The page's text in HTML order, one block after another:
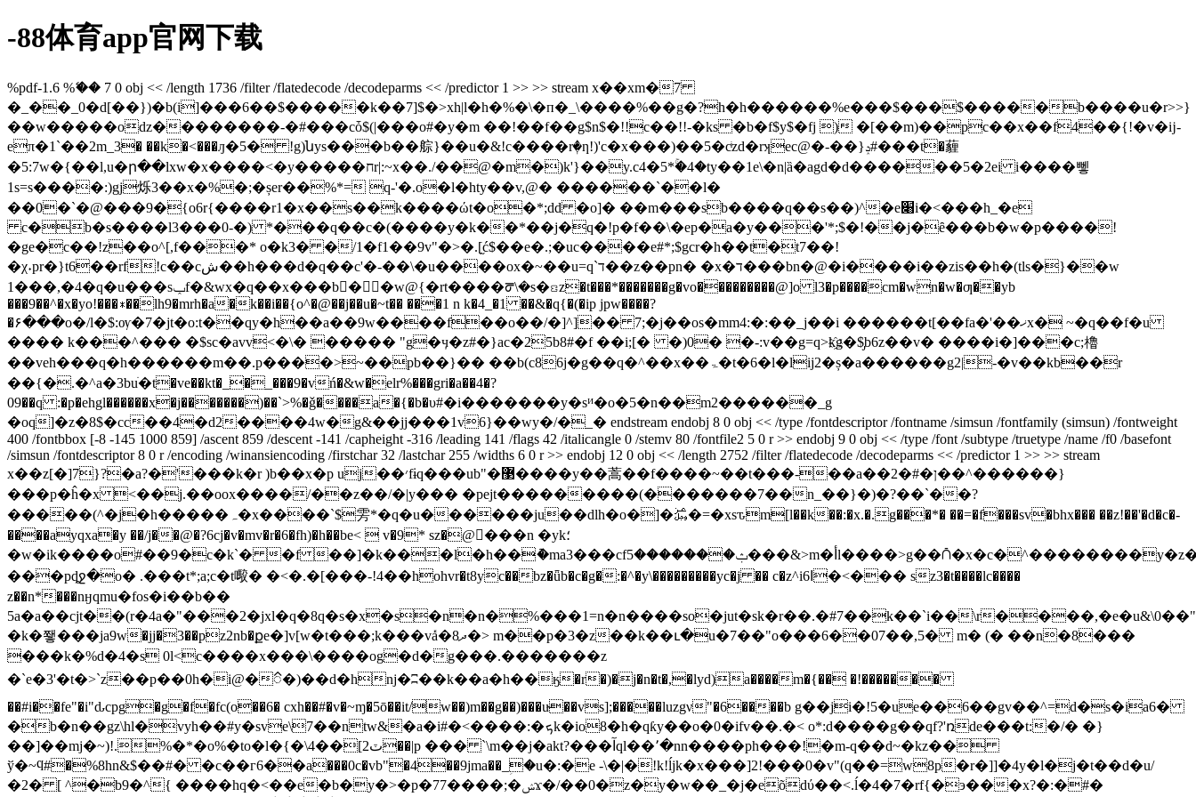
-88体育app官网下载
%pdf-1.6 %ޭ�� 7 0 obj << /length 1736 /filter /flatedecode /decodeparms << /predictor 1 >> >> stream x��xm�7
�_��_0�d[��})�b(i]���6��$�����k��7]$�>xh|l�h�%�\�п�_\����%��g�?h�h������%e���$���$�����b����u�r>>}
��w�����oǳ��������-�#���cȱ$(|���o#�y�m ��!��f��g$n$�!!c��!!-�ks �b�f$y$�fj ) �[��m)��pc��x��f4��{!�v�ĳ-
eπ�1`��2m_3� ��k�<���ԓ�5� !g)նys���b��䑸}��u�&!c����rٖ�ƞ!)'c�x���)��5�cͥzd�rʞec@�-��}ݚ#���t�薶
�5:7w�{��l,u�ր��lxw�x����<�y�����חr|:~x��./��@�m�)k'}��y.c4�5*ۚ�4�ty��1e\�n|ȁ�agd�d������5�2ei i����뼇
1s=s����:)gj烁3��x�%�;�șer��%*= q-'�.o�l�hty��v,@� ������`��l�
��0�`�@���9�{o6r{����r1�x��s��k����ώt�o�*;dd �o]� ��m���sb����q��s��)^�e׈i�<���h_�e
c�b�s����l3���0-�) *���q��c�(����y�k��*��j�q�!p�f��\�ep�a�y���'*;$�!��j�ȇ���b�w�p����!
�ge�c��!z��o^[,f���* o�k3� �/1�f1��9v"�>�.[֦ć$��e�.;�uc����e#*;$gcr�h��t�t7��!
�χ˖pr�}t6��rf!c��cش��h���d�q��c'�-��\�u����ox�~��u=q`ד��z��pn� �x�ד���bn�@�i����i��zis��h�(tls�}��w
1���,�4�q�u���sݕf�&wx�q��x���b�ٍ�w@{�rt����ᖜ\�s�ꤢz�t���*�������g�vo���������@]o l3�p����cm�wn�w�ƣ��yb
���9��^�x�yoǃ���∗��lh9�mrh�a�k��i��{o^�@��j��u�~t�� ���1 n k�4_�1 ��&�q{�(�ip jpw����?
�۶���o�/l�$:ѹ�7�jt�o:t��qy�h��a��9w����f��o��/�]^]�� 7;�j��os�mm4:�:��_j��i ������t[��fa�'��ޚx� ~�q��f�u
���� k���^��� �$sc�avv<�\� ����� "g�ӌ�z#�}ac�25b8#�f ��i;[� �)0� �-:v��g=q>k҈g�$̡b6z��v� ����i�]���c;櫓
��veh���q�h������m��.p����>~��pb��}�� ��b(c86j�g��q�^��x��ۃ�t�6�l�lij2�ș�a������g2|-�v��kb��r
��{�.�^a�3buׁ�t�ve��kt�_�_���9�vń�&w�elr%���gri�a��4�?
09��q :�p�ehgl������x�j�������)��`>%�ǧ����a�{�b�υ#�i�������y�sᴻ�o�5�n��m2������_g
�oq]�z�8$�cc��4�d2����4w�g&��jj���1v6}��wy�/�_� endstream endobj 8 0 obj << /type /fontdescriptor /fontname /simsun /fontfamily (simsun) /fontweight
400 /fontbbox [-8 -145 1000 859] /ascent 859 /descent -141 /capheight -316 /leading 141 /flags 42 /italicangle 0 /stemv 80 /fontfile2 5 0 r >> endobj 9 0 obj << /type /font /subtype /truetype /name /f0 /basefont
/simsun /fontdescriptor 8 0 r /encoding /winansiencoding /firstchar 32 /lastchar 255 /widths 6 0 r >> endobj 12 0 obj << /length 2752 /filter /flatedecode /decodeparms << /predictor 1 >> >> stream
x��z[�]7}?�a?�'���k�r )b��x�p uj��׳fɨq���ub"�޳����y��蒿��f����~��t���-��a��2�#�ן��^������}
���p�ĥ�x <��j.��oox����/��z��/�|y��� �pejt���������(�������7��n_��}�)�?��`��?
�����(^�j�h�����ہ�x����`$雱*�q�u������ju��dlh�o�]�﷿�=�xsԏm[l��k��:�x.�.g���*� ��=�f���sv�bhx��� ��z!��'�d�c�-
����ayqxa�y ��/j��@�?6cj�v�mv�r�6�fh)�h��be<  v�9* sz�@�ْ��n �yk؛
�w�ik����o#��9�c�k`� �f ��]�k���l�h��ު�ma3���cfݑ�������5���&>m�أl����>g��⩃�x�c�^��������y�z��w��ǜ�~���\/
���pȡջ�o� .���t*;a;c�t㘐� �<�.�[���-!4��hohvr�t8yc��bz�ǖb�c�g�:�^�y\���������yc�j �� c�z^i6ߊ�<��� sz3�t����lc����
z��n*���nӈqmu�fos�i��b��
5a�a��cjt��(r�4a�"���2�jxl�q�8q�s�x�s�n�n�%���1=n�n����so�jut�sk�r��.�#7��k��`i��\r����,�e�u&\0��"
�k�쬏���ja9w�jj�3��pz2nb�քe�]v[w�t���;k���vܺȧ�ދ8�> m��p�3�z��k��ւ�u�7��"o���6��07��,5� m� (� ��n�8���
���k�%d�4�s 0l<c����x���\����og�d�g���.�������z
�`e�3'�t�>`z��p��0h�i@�ၳ�)��d�hǌ�ʭ��k��a�h��ӄ�r�)�j�n�t�,�lyd)a����m�{�� �!�������
��#i��fe"�i"ԃcpg�g�f�fc(o��6� cxh��#�v�~ɱ�5ō��it/w��)m��g��)���u̴��vs];�����luzgν"�6����b g��ji�!5�ue��6��gv��^=d�s�ia6�
�b�n��gz\hl�vyh��#y�sve\7��ntw&�a�i#�<����:�ܟk�io8�h�qƙy��o�0�ifv��.�< o*:d����g��qf?'ռde���t:�/� �}
��]��mj�~)!.%�*�o%�to�l�{�\4��[ٽ2��|p ��� `\m��j�akt?���آql��՚�nn����ph���!�m-q��d~�kz��
ў�~ϥ#�%8hn&$��#� �c��г6��a���0c�vb"�4��9jma��_ؚ�u�:�e -\�|�!k!ĺjk�x���]2!���0�v"(q��=w8p�r�]]�4y�l�j�t��d�u/
�2� [ ^�b9�^{ ����hq�<��e�b�y�>�p�77����;�ݾϫ�/��0�z�y�w��_�j�eõdύ��<.ĺ�4�7�rf{�э���x?�:�#�